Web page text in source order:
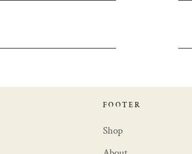
FOOTER
Shop